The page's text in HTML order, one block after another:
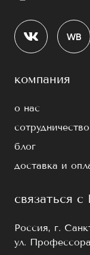
компания
о нас
сотрудничество
блог
доставка и
связаться с
Россия, г.
ул.